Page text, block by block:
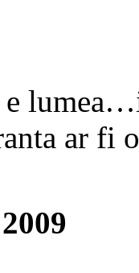
e
ar fi